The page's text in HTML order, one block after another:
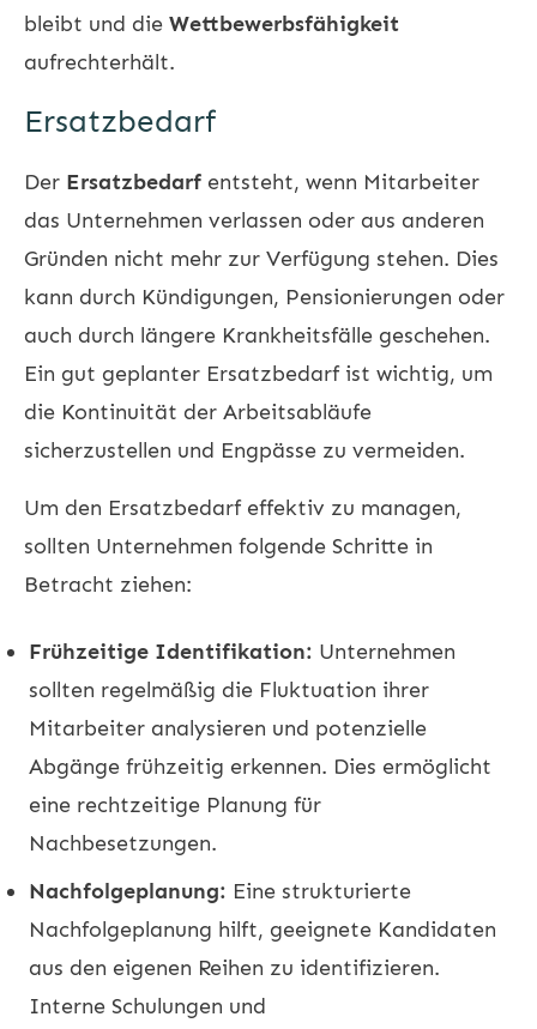
bleibt und die Wettbewerbsfähigkeit
aufrechterhält.
Ersatzbedarf
Der Ersatzbedarf entsteht, wenn Mitarbeiter
das Unternehmen verlassen oder aus anderen
Gründen nicht mehr zur Verfügung stehen. Dies
kann durch Kündigungen, Pensionierungen oder
auch durch längere Krankheitsfälle geschehen.
Ein gut geplanter Ersatzbedarf ist wichtig, um
die Kontinuität der Arbeitsabläufe
sicherzustellen und Engpässe zu vermeiden.
Um den Ersatzbedarf effektiv zu managen,
sollten Unternehmen folgende Schritte in
Betracht ziehen:
Frühzeitige Identifikation: Unternehmen
sollten regelmäßig die Fluktuation ihrer
Mitarbeiter analysieren und potenzielle
Abgänge frühzeitig erkennen. Dies ermöglicht
eine rechtzeitige Planung für
Nachbesetzungen.
Nachfolgeplanung: Eine strukturierte
Nachfolgeplanung hilft, geeignete Kandidaten
aus den eigenen Reihen zu identifizieren.
Interne Schulungen und